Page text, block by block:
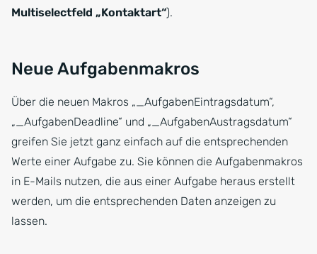
Multiselectfeld „Kontaktart“).
Neue Aufgabenmakros
Über die neuen Makros „_AufgabenEintragsdatum“,
„_AufgabenDeadline“ und „_AufgabenAustragsdatum“
greifen Sie jetzt ganz einfach auf die entsprechenden
Werte einer Aufgabe zu. Sie können die Aufgabenmakros
in E-Mails nutzen, die aus einer Aufgabe heraus erstellt
werden, um die entsprechenden Daten anzeigen zu
lassen.